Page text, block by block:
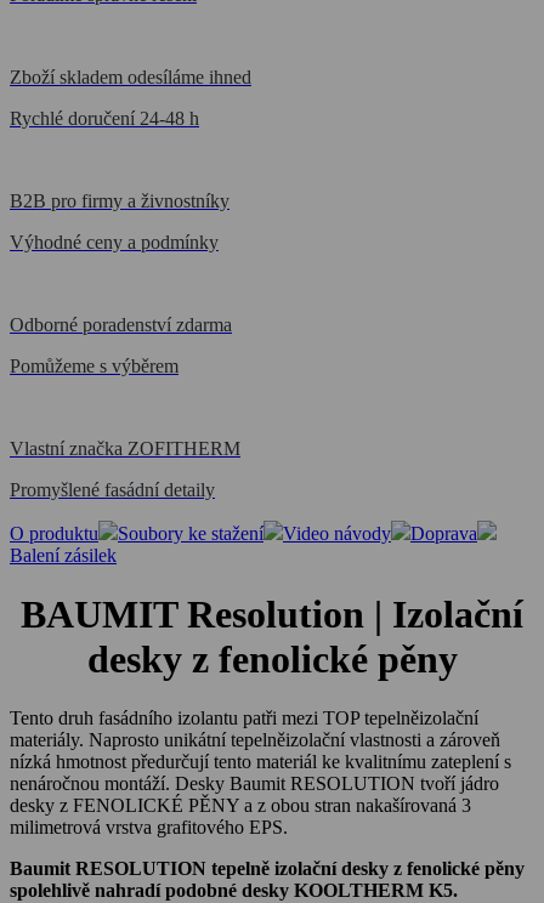
Zboží skladem odesíláme ihned
Rychlé doručení 24-48 h
B2B pro firmy a živnostníky
Výhodné ceny a podmínky
Odborné poradenství zdarma
Pomůžeme s výběrem
Vlastní značka ZOFITHERM
Promyšlené fasádní detaily
O produktu Soubory ke stažení Video návody
Doprava
Balení zásilek
BAUMIT Resolution | Izolační
desky z fenolické pěny
Tento druh fasádního izolantu patři mezi TOP tepelněizolační
materiály. Naprosto unikátní tepelněizolační vlastnosti a zároveň
nízká hmotnost předurčují tento materiál ke kvalitnímu zateplení s
nenáročnou montáží. Desky Baumit RESOLUTION tvoří jádro
desky z FENOLICKÉ PĚNY a z obou stran nakašírovaná 3
milimetrová vrstva grafitového EPS.
Baumit RESOLUTION tepelně izolační desky z fenolické pěny
spolehlivě nahradí podobné desky KOOLTHERM K5.